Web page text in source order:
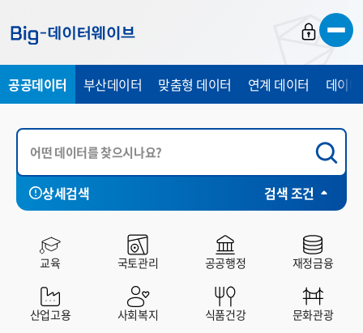
가
기
가
기
가
기
공공데이터 부산데이터 맞춤형 데이터 연계 데이터 데이
상세검색 검색 조건
시각화 SHEET부산시 서구 동구
교육 국토관리 공공행정 재정금융
산업고용 사회복지 식품건강 문화관광